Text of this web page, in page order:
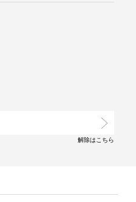
解除はこちら